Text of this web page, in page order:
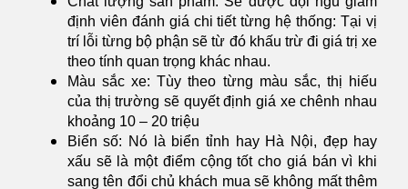
định viên đánh giá chi tiết từng hệ thống: Tại vị
trí lỗi từng bộ phận sẽ từ đó khấu trừ đi giá trị xe
theo tính quan trọng khác nhau.
Màu sắc xe: Tùy theo từng màu sắc, thị hiếu
của thị trường sẽ quyết định giá xe chênh nhau
khoảng 10 – 20 triệu
Biển số: Nó là biển tỉnh hay Hà Nội, đẹp hay
xấu sẽ là một điểm cộng tốt cho giá bán vì khi
sang tên đổi chủ khách mua sẽ không mất thêm